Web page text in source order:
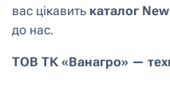
вас цікавить каталог
до нас.
ТОВ ТК «Ванагро» —